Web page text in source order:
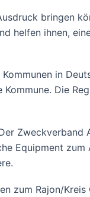
bringen
helfen ihnen,
in
Die
Equipment zum
zum Rajon/Kreis